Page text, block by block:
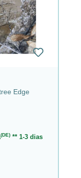
Edge
(DE) ** 1-3 dias